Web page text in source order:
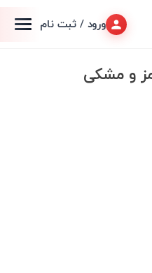
ورود / ثبت نام
و مشکی